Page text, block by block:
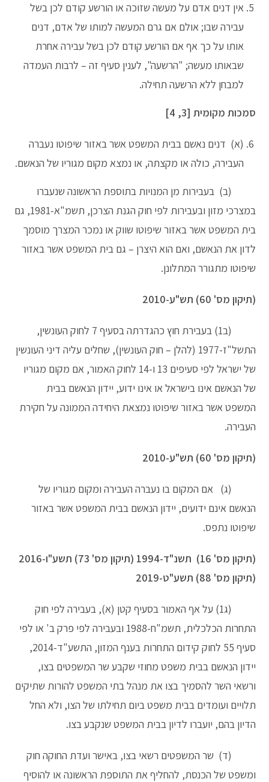
אין דנים אדם על מעשה שזוכה או הורשע קודם לכן בשל
עבירה שבו; אולם אם גרם המעשה למותו של אדם, דנים
אותו על כך אף אם הורשע קודם לכן בשל עבירה אחרת
שבאותו מעשה; "הרשעה", לענין סעיף זה – לרבות העמדה
למבחן ללא הרשעה תחילה.
סמכות מקומית [3, 4]
(א) דנים נאשם בבית המשפט אשר באזור שיפוטו נעברה
העבירה, כולה או מקצתה, או נמצא מקום מגוריו של הנאשם.
(ב) בעבירות מן המנויות בתוספת הראשונה שנעברו
במצרכי מזון ובעבירות לפי חוק הגנת הצרכן, תשמ"א-1981, גם
בית המשפט אשר באזור שיפוטו שווק או נמכר המצרך מוסמך
לדון את הנאשם, ואם הוא היצרן – גם בית המשפט אשר באזור
שיפוטו מתגורר המתלונן.
(תיקון מס' 60) תש"ע-2010
(ב1) בעבירת חוץ כהגדרתה בסעיף 7 לחוק העונשין,
התשל"ז-1977 (להלן – חוק העונשין), שחלים עליה דיני העונשין
של ישראל לפי סעיפים 13 ו-14 לחוק האמור, אם מקום מגוריו
של הנאשם אינו בישראל או אינו ידוע, יידון הנאשם בבית
המשפט אשר באזור שיפוטו נמצאת היחידה הממונה על חקירת
העבירה.
(תיקון מס' 60) תש"ע-2010
(ג) אם המקום בו נעברה העבירה ומקום מגוריו של
הנאשם אינם ידועים, יידון הנאשם בבית המשפט אשר באזור
שיפוטו נתפס.
(תיקון מס' 16) תשנ"ד-1994 (תיקון מס' 73) תשע"ו-2016
(תיקון מס' 88) תשע"ט-2019
(ג1) על אף האמור בסעיף קטן (א), בעבירה לפי חוק
התחרות הכלכלית, תשמ"ח-1988 ובעבירה לפי פרק ב' או לפי
סעיף 55 לחוק קידום התחרות בענף המזון, התשע"ד-2014,
יידון הנאשם בבית משפט מחוזי שקבע שר המשפטים בצו,
ורשאי השר להסמיך בצו את מנהל בתי המשפט להורות שתיקים
תלויים ועומדים בבית משפט ביום תחילתו של הצו, ולא החל
הדיון בהם, יועברו לדיון בבית המשפט שנקבע בצו.
(ד) שר המשפטים רשאי בצו, באישר ועדת החוקה חוק
ומשפט של הכנסת, להחליף את התוספת הראשונה או להוסיף